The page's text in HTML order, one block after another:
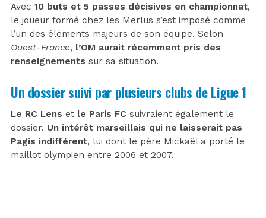
Avec 10 buts et 5 passes décisives en championnat,
le joueur formé chez les Merlus s’est imposé comme
l’un des éléments majeurs de son équipe. Selon
Ouest-France, l’OM aurait récemment pris des
renseignements sur sa situation.
Un dossier suivi par plusieurs clubs de Ligue 1
Le RC Lens et le Paris FC suivraient également le
dossier. Un intérêt marseillais qui ne laisserait pas
Pagis indifférent, lui dont le père Mickaël a porté le
maillot olympien entre 2006 et 2007.